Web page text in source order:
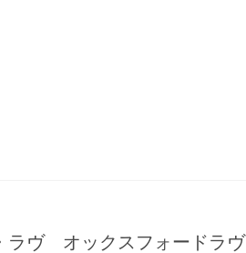
ラヴ オックスフォードラヴ